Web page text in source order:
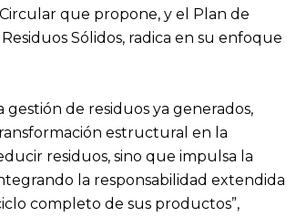
que propone, y el Plan de
Sólidos, radica en su enfoque
de residuos ya generados,
estructural en la
residuos, sino que impulsa la
la responsabilidad extendida
completo de sus productos”,